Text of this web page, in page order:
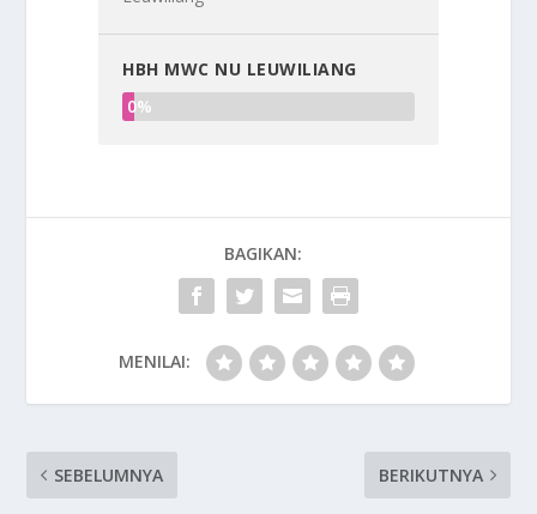
HBH MWC NU LEUWILIANG
0%
BAGIKAN:
MENILAI:
SEBELUMNYA BERIKUTNYA